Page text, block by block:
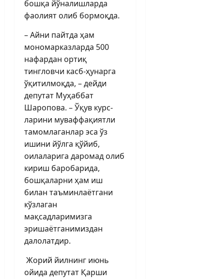
бошқа йўналишларда
фаолият олиб бормоқда.
– Айни пайтда ҳам
мономарказларда 500
нафардан ортиқ
тингловчи касб-ҳунарга
ўқитилмоқда, – дейди
депутат Муҳаббат
Шаропова. – Ўқув курс­
ларини муваффақиятли
тамомлаганлар эса ўз
ишини йўлга қўйиб,
оилаларига даромад олиб
кириш баробарида,
бошқаларни ҳам иш
билан таъминлаётгани
кўзлаган
мақсадларимизга
эришаётганимиздан
далолатдир.
Жорий йилнинг июнь
ойида депутат Қарши